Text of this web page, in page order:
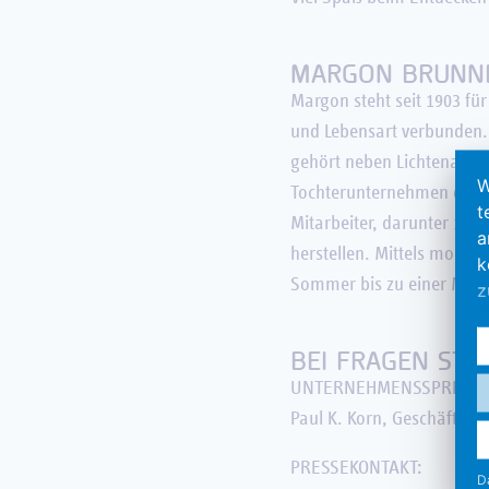
MARGON
Margon steht seit 1903
und Lebensart
gehört neben
Tochterunternehmen der
Mitarbeiter, darunter 14
herstellen. Mittels
Sommer bis zu einer
BEI FRAGEN
Paul K. Korn,
PRESSEKONTAKT: